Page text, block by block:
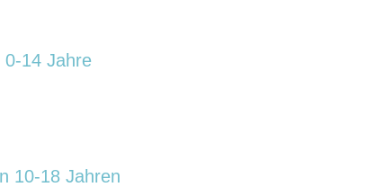
0-14 Jahre
10-18 Jahren